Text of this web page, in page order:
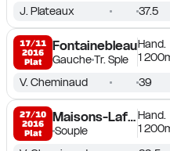
J. Plateaux 37.5
17/11
2016
Plat
Fontainebleau
GaucheTr. Sple
Hand.
1
V. Cheminaud 39
27/10
2016
Plat
Maisons-Laffitte
Souple
Hand.
1